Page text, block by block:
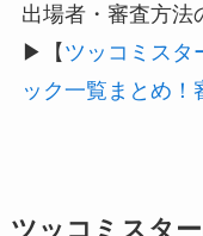
出場者・審査方法
▶【 ツッコミスタ
ック一覧まとめ！
ツッコミスタ